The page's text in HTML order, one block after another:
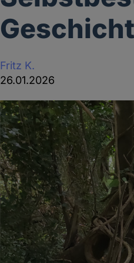
Fritz K.
26.01.2026